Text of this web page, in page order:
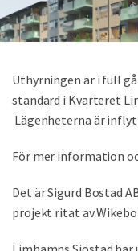
Uthyrningen är i full
standard i Kvarteret
Lägenheterna är
För mer information
Det är Sigurd Bostad
projekt ritat av